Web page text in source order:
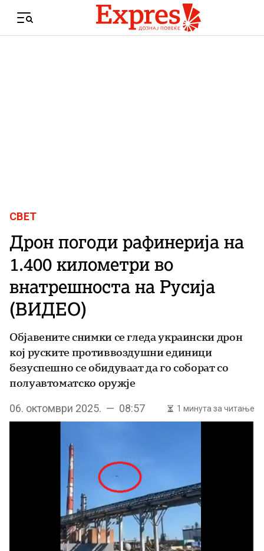
Menu
СВЕТ
Дрон погоди рафинерија на
1.400 километри во
внатрешноста на Русија
(ВИДЕО)
Објавените снимки се гледа украински дрон
кој руските противвоздушни единици
безуспешно се обидуваат да го соборат со
полуавтоматско оружје
06. октомври 2025. — 08:57 1 минута за читање